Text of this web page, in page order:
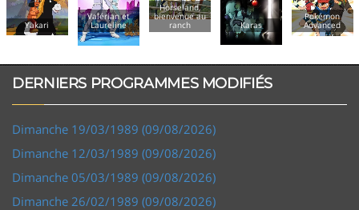
Yakari
Valérian et
Laureline
Horseland,
bienvenue au
Karas
Pokémon
Advanced
DERNIERS PROGRAMMES MODIFIÉS
Dimanche 19/03/1989 (09/08/2026)
Dimanche 12/03/1989 (09/08/2026)
Dimanche 05/03/1989 (09/08/2026)
Dimanche 26/02/1989 (09/08/2026)